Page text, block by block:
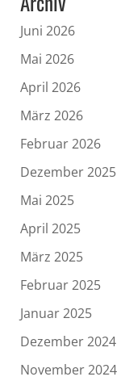
Juni 2026
Mai 2026
April 2026
März 2026
Februar 2026
Dezember 2025
Mai 2025
April 2025
März 2025
Februar 2025
Januar 2025
Dezember 2024
November 2024